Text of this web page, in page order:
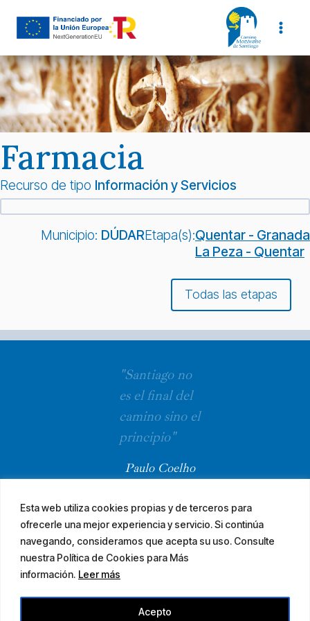
Esta web utiliza cookies propias y de terceros para
ofrecerle una mejor experiencia y servicio. Si continúa
navegando, consideramos que acepta su uso. Consulte
nuestra Política de Cookies para Más
información. Leer más
Acepto
Farmacia
Recurso de tipo Información y Servicios
Municipio: DÚDAREtapa(s):Quentar - Granada
La Peza - Quentar
Todas las etapas
"Santiago no
es el final del
camino sino el
principio"
Paulo Coelho
© 2026 El Camino Mozárabe de Santiago · diseña